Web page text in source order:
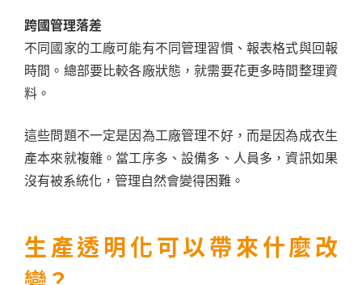
跨國管理落差
不同國家的工廠可能有不同管理習慣、報表格式與回報
時間。總部要比較各廠狀態，就需要花更多時間整理資
料。
這些問題不一定是因為工廠管理不好，而是因為成衣生
產本來就複雜。當工序多、設備多、人員多，資訊如果
沒有被系統化，管理自然會變得困難。
生產透明化可以帶來什麼改